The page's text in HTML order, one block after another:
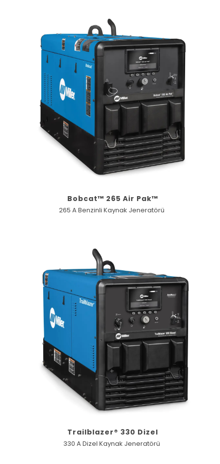
Bobcat™ 265 Air Pak™
265 A Benzinli Kaynak Jeneratörü
Trailblazer® 330 Dizel
330 A Dizel Kaynak Jeneratörü